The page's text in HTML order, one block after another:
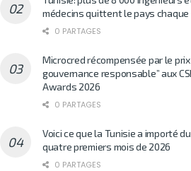
médecins quittent le pays
0 PARTAGES
Microcred récompensée par le prix
gouvernance responsable” aux
Awards 2026
0 PARTAGES
Voici ce que la Tunisie a importé
quatre premiers mois de 2026
0 PARTAGES